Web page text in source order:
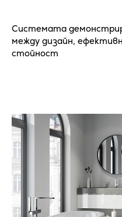
Системата
между дизайн,
стойност